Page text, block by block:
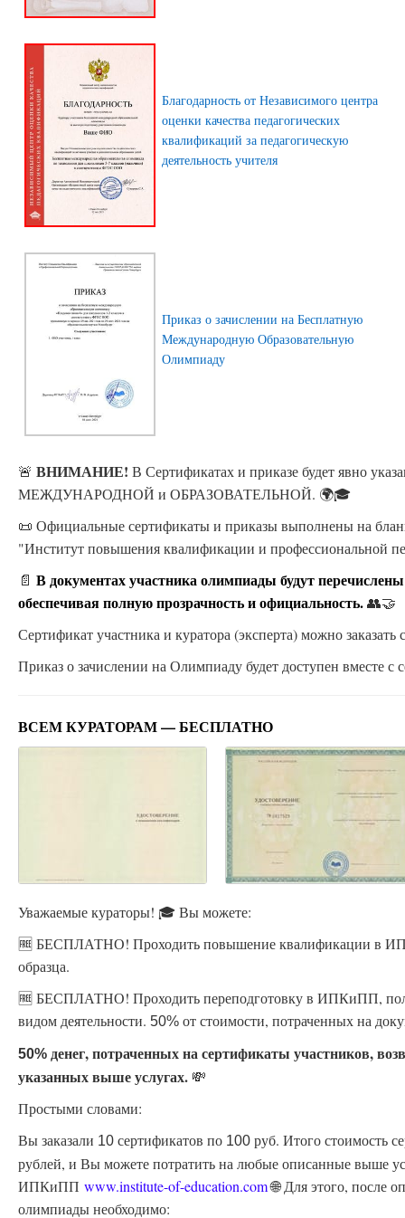
Благодарность от Независимого центра
оценки качества педагогических
квалификаций за педагогическую
деятельность учителя
Приказ о зачислении на Бесплатную
Международную Образовательную
Олимпиаду
🚨 ВНИМАНИЕ! В Сертификатах и приказе будет явно
МЕЖДУНАРОДНОЙ и ОБРАЗОВАТЕЛЬНОЙ. 🌍🎓
📜 Официальные сертификаты и приказы выполнены на
"Институт повышения квалификации и профессиональной
📄 В документах участника олимпиады будут
обеспечивая полную прозрачность и официальность.👥🤝
Сертификат участника и куратора (эксперта) можно заказать
Приказ о зачислении на Олимпиаду будет доступен вместе с
ВСЕМ КУРАТОРАМ — БЕСПЛАТНО
Уважаемые кураторы! 🎓 Вы можете:
🆓 БЕСПЛАТНО! Проходить повышение квалификации в
образца.
🆓 БЕСПЛАТНО! Проходить переподготовку в ИПКиПП,
видом деятельности. 50% от стоимости, потраченных на
50% денег, потраченных на сертификаты участников,
указанных выше услугах. 💸
Простыми словами:
Вы заказали 10 сертификатов по 100 руб. Итого стоимость
рублей, и Вы можете потратить на любые описанные выше
ИПКиПП www.institute-of-education.com🌐 Для этого, после
олимпиады необходимо: